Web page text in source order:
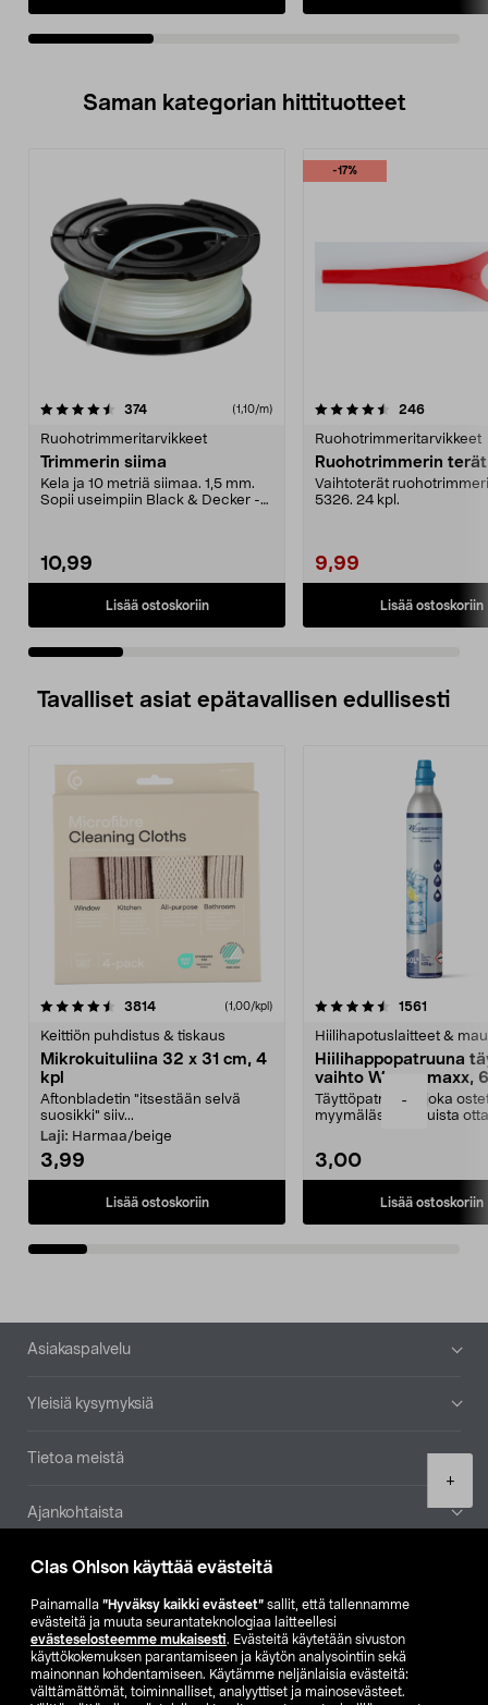
Clas Ohlson käyttää evästeitä
Painamalla ”Hyväksy kaikki evästeet” sallit, että tallennamme
evästeitä ja muuta seurantateknologiaa laitteellesi
evästeselosteemme mukaisesti. Evästeitä käytetään sivuston
käyttökokemuksen parantamiseen ja käytön analysointiin sekä
mainonnan kohdentamiseen. Käytämme neljänlaisia evästeitä:
välttämättömät, toiminnalliset, analyyttiset ja mainosevästeet.
-
+
Saman kategorian hittituotteet
374arvostelut (1,10/m)
Ruohotrimmeritarvikkeet
Trimmerin siima
Kela ja 10 metriä siimaa. 1,5 mm.
Sopii useimpiin Black & Decker -
10,99
Lisää ostoskoriin
-17%
4.5 viidestä
246arvostelut
Ruohotrimmeritarvikkeet
Vaihtoterät
5326. 24 kpl.
9,99
Lisää ostoskoriin
4.0 viidestä
Tavalliset asiat epätavallisen edullisesti
3814arvostelut (1,00/kpl)
Keittiön puhdistus & tiskaus
Mikrokuituliina 32 x 31 cm, 4
kpl
Aftonbladetin "itsestään selvä
suosikki" siiv...
Laji: Harmaa/beige
3,99
Lisää ostoskoriin
4.5viidestä
1561
Hiilihapotuslaitteet &
Hiilihappopatruuna
vaihto Wassermaxx,
Täyttöpatruuna, joka
myymälästä – muista
3,00
Lisää ostoskoriin
4.5viidestä
Alatunniste
Asiakaspalvelu
Yleisiä kysymyksiä
Tietoa meistä
Ajankohtaista
Muut yrityksemme
Etsi myymälä
SE NO FI